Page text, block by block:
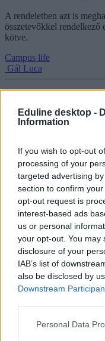
Eduline desktop -
Information
If you wish to opt-out
processing of your
targeted advertising
section to confirm
opt-out request is
interest-based ads
us or personal
your opt-out. You may
disclosure of your
IAB’s list of
also be disclosed by
Downstream
Personal Data
A rendeletben azt is
összetevőkkel rendelkező
kötve.
Campus life
Gál Luca
Kiderült, hány éves
Van, ahol már 16 éves
fölött engednék be a
Campus life
Gál Luca
A 16 évesek is
Németországban
Június hatodika és
választásokra. Több